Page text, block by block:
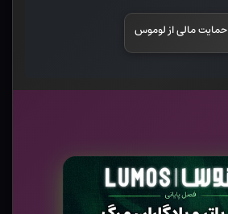
حمایت مالی از لوموس